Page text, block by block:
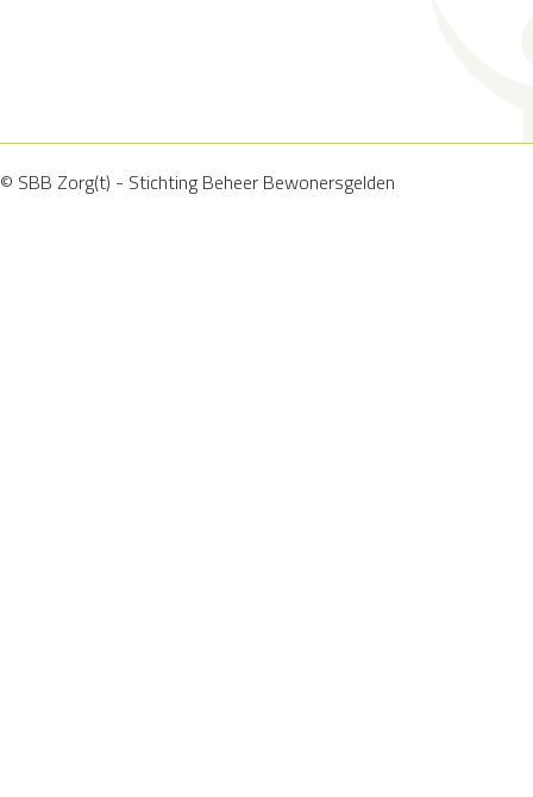
© SBB Zorg(t) - Stichting Beheer Bewonersgelden